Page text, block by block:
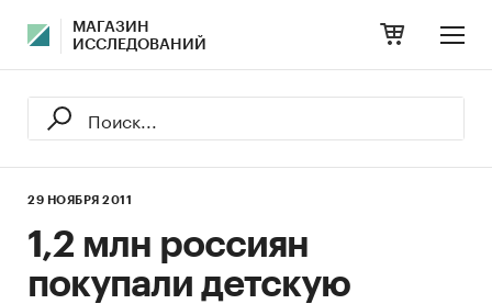
МАГАЗИН
ИССЛЕДОВАНИЙ
29 НОЯБРЯ 2011
1,2 млн россиян
покупали детскую